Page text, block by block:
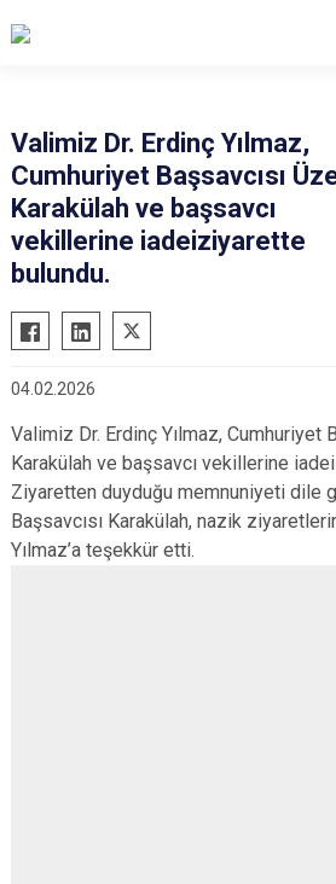
Valimiz Dr. Erdinç Yılmaz,
Cumhuriyet Başsavcısı
Karakülah ve başsavcı
vekillerine iadeiziyarette
bulundu.
04.02.2026
Valimiz Dr. Erdinç Yılmaz, Cumhuriyet
Karakülah ve başsavcı vekillerine
Ziyaretten duyduğu memnuniyeti dile
Başsavcısı Karakülah, nazik
Yılmaz’a teşekkür etti.